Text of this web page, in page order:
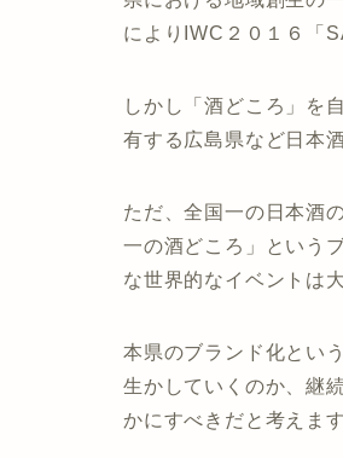
によりIWC２０１６「
しかし「酒どころ」を
有する広島県など日本
ただ、全国一の日本酒
一の酒どころ」という
な世界的なイベントは
本県のブランド化とい
生かしていくのか、継
かにすべきだと考えま